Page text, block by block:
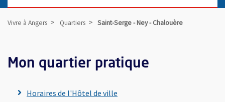
Vivre à Angers Quartiers Saint-Serge - Ney - Chalouère
Mon quartier pratique
Horaires de l'Hôtel de ville